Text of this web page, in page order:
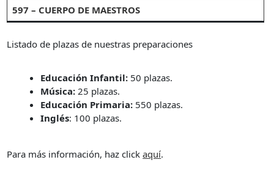
597 – CUERPO DE MAESTROS
Listado de plazas de nuestras preparaciones
Educación Infantil: 50 plazas.
Música: 25 plazas.
Educación Primaria: 550 plazas.
Inglés: 100 plazas.
Para más información, haz clickaquí.